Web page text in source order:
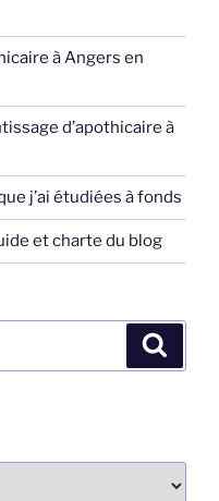
à Angers en
d’apothicaire à
j’ai étudiées à fonds
et charte du blog